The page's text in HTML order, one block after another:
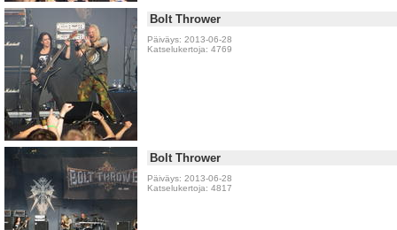
Bolt Thrower
Päiväys: 2013-06-28
Katselukertoja: 4769
Bolt Thrower
Päiväys: 2013-06-28
Katselukertoja: 4817